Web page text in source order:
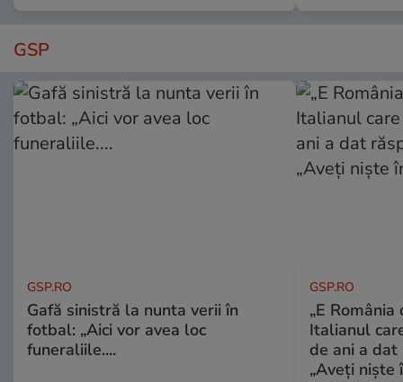
GSP
GSP.RO
Gafă sinistră la nunta verii în
fotbal: „Aici vor avea loc
funeraliile....
GSP.RO
„E
Italianul
de ani a
„Aveți niște